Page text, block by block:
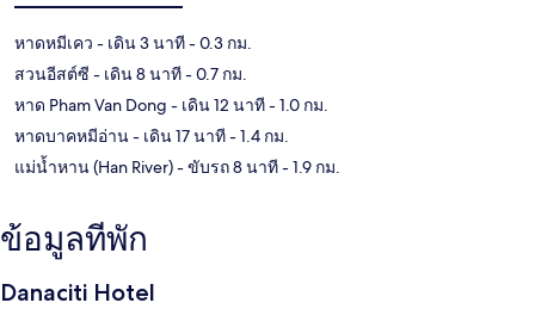
หาดหมีเคว - เดิน 3 นาที- 0.3 กม.
สวนอีสต์ซี - เดิน 8 นาที- 0.7 กม.
หาด Pham Van Dong - เดิน 12 นาที- 1.0 กม.
หาดบาคหมีอ่าน- เดิน 17 นาที- 1.4 กม.
แม่น้ำหาน (Han River)- ขับรถ 8 นาที- 1.9 กม.
ข้อมูลที่พัก
Danaciti Hotel